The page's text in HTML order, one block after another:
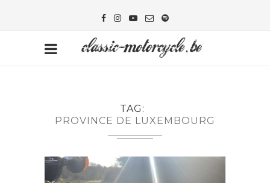
TAG
PROVINCE DE LUXEMBOURG